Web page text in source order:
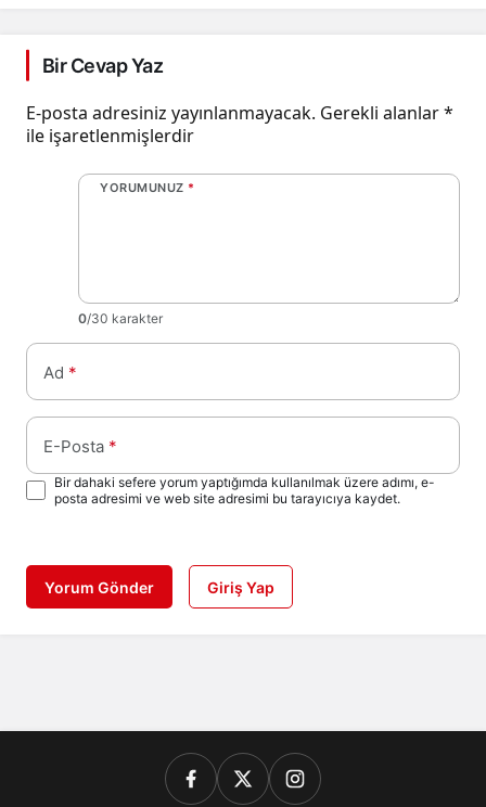
Bir Cevap Yaz
E-posta adresiniz yayınlanmayacak. Gerekli alanlar*
ile işaretlenmişlerdir
YORUMUNUZ *
0/30 karakter
Ad *
E-Posta *
Bir dahaki sefere yorum yaptığımda kullanılmak üzere adımı, e-
posta adresimi ve web site adresimi bu tarayıcıya kaydet.
Yorum Gönder Giriş Yap